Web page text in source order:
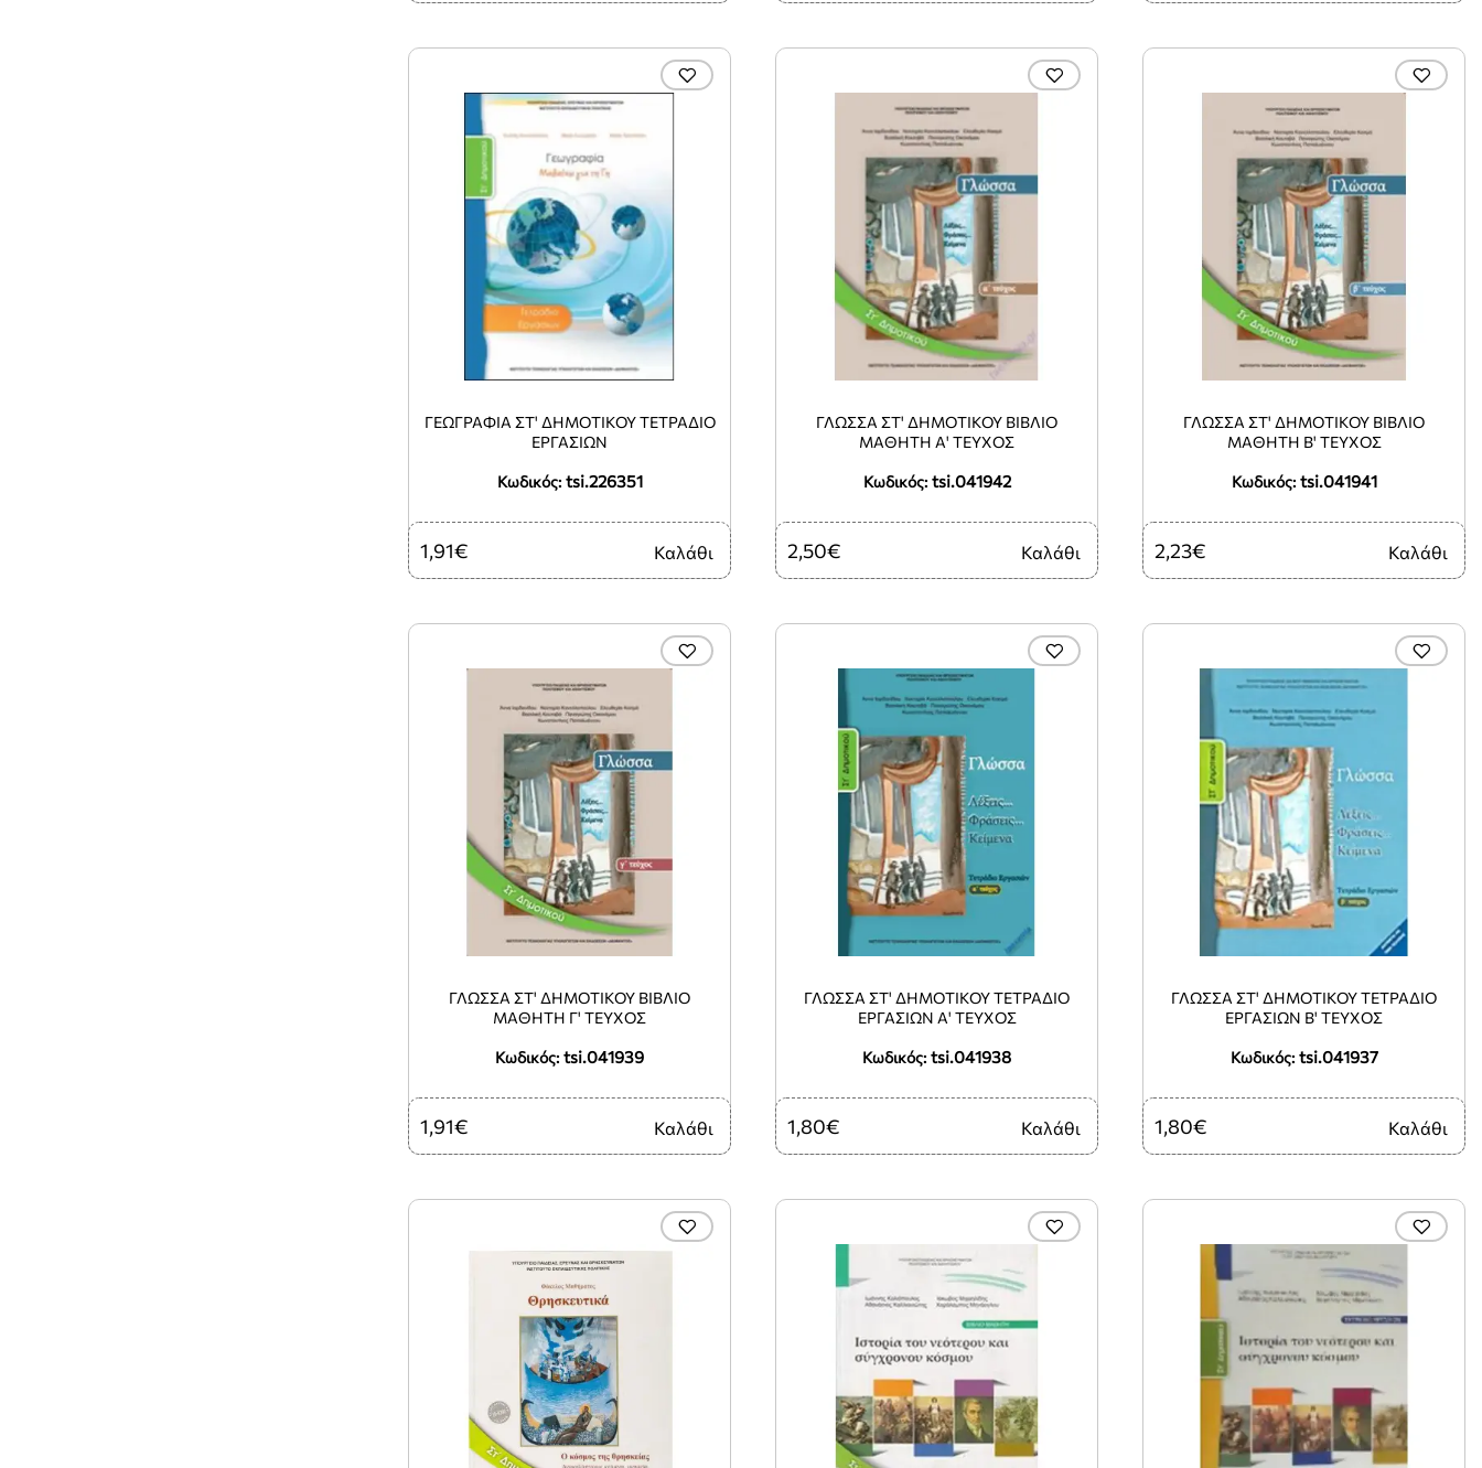
Κωδικός: tsi.226351
ΓΕΩΓΡΑΦΙΑ ΣΤ' ΔΗΜΟΤΙΚΟΥ ΤΕΤΡΑΔΙΟ
ΕΡΓΑΣΙΩΝ
1,91€ Καλάθι
Κωδικός: tsi.041942
ΓΛΩΣΣΑ ΣΤ' ΔΗΜΟΤΙΚΟΥ ΒΙΒΛΙΟ
ΜΑΘΗΤΗ Α' ΤΕΥΧΟΣ
2,50€ Καλάθι
Κωδικός: tsi.041941
ΓΛΩΣΣΑ ΣΤ' ΔΗΜΟΤΙΚΟΥ ΒΙΒΛΙΟ
ΜΑΘΗΤΗ Β' ΤΕΥΧΟΣ
2,23€ Καλάθι
Κωδικός: tsi.041939
ΓΛΩΣΣΑ ΣΤ' ΔΗΜΟΤΙΚΟΥ ΒΙΒΛΙΟ
ΜΑΘΗΤΗ Γ' ΤΕΥΧΟΣ
1,91€ Καλάθι
Κωδικός: tsi.041938
ΓΛΩΣΣΑ ΣΤ' ΔΗΜΟΤΙΚΟΥ ΤΕΤΡΑΔΙΟ
ΕΡΓΑΣΙΩΝ Α' ΤΕΥΧΟΣ
1,80€ Καλάθι
Κωδικός: tsi.041937
ΓΛΩΣΣΑ ΣΤ' ΔΗΜΟΤΙΚΟΥ ΤΕΤΡΑΔΙΟ
ΕΡΓΑΣΙΩΝ Β' ΤΕΥΧΟΣ
1,80€ Καλάθι